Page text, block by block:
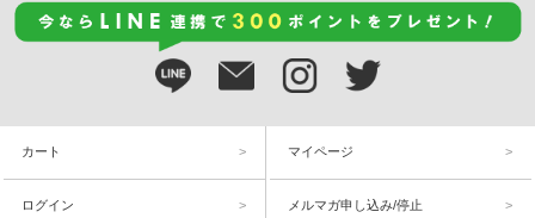
カート マイページ
ログイン メルマガ申し込み/停止